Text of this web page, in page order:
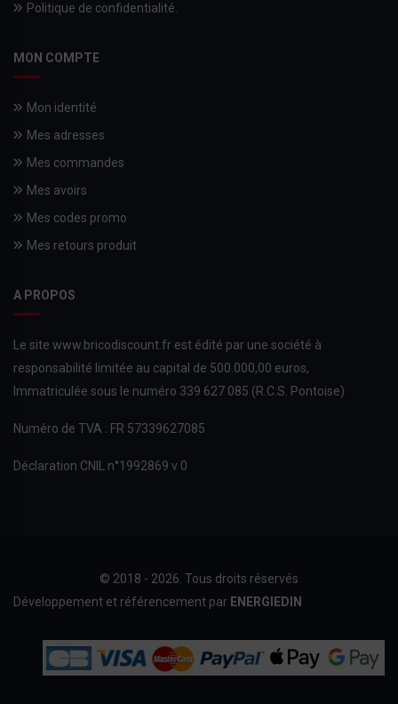
Politique de confidentialité.
MON COMPTE
Mon identité
Mes adresses
Mes commandes
Mes avoirs
Mes codes promo
Mes retours produit
A PROPOS
Le site www.bricodiscount.fr est édité par une société à
responsabilité limitée au capital de 500.000,00 euros,
Immatriculée sous le numéro 339 627 085 (R.C.S. Pontoise)
Numéro de TVA : FR 57339627085
Déclaration CNIL n°1992869 v 0
© 2018 - 2026. Tous droits réservés
Développement et référencement par ENERGIEDIN